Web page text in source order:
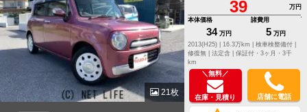
21枚
39
万円
本体価格
34 万円
諸費用
5 万円
2013(H25) |
16.3万km |
検車検整備付 |
修復無 | 法定含 | 保証付・3ヶ月・3千
km
＼無料／
在庫・見積り 店舗に電話